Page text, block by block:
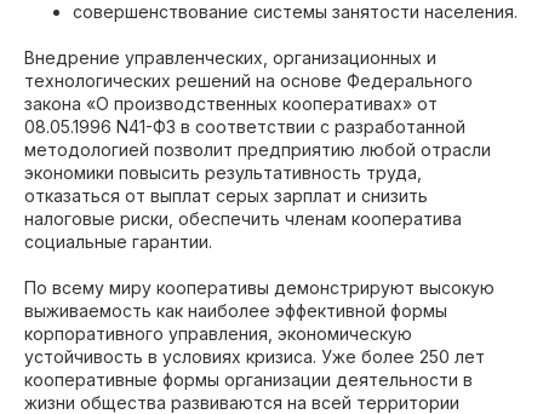
совершенствование системы занятости населения.
Внедрение управленческих, организационных и
технологических решений на основе Федерального
закона «О производственных кооперативах» от
08.05.1996 N41-ФЗ в соответствии с разработанной
методологией позволит предприятию любой отрасли
экономики повысить результативность труда,
отказаться от выплат серых зарплат и снизить
налоговые риски, обеспечить членам кооператива
социальные гарантии.
По всему миру кооперативы демонстрируют высокую
выживаемость как наиболее эффективной формы
корпоративного управления, экономическую
устойчивость в условиях кризиса. Уже более 250 лет
кооперативные формы организации деятельности в
жизни общества развиваются на всей территории